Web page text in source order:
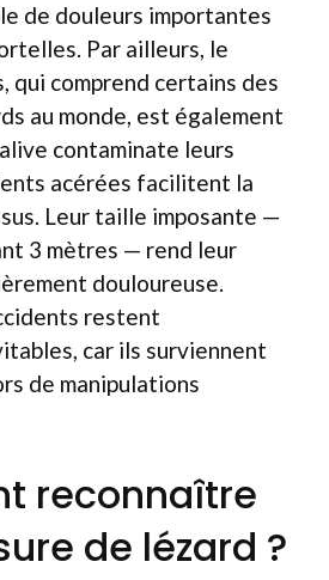
de douleurs importantes
Par ailleurs, le
qui comprend certains des
au monde, est également
contaminate leurs
acérées facilitent la
Leur taille imposante —
3 mètres — rend leur
douloureuse.
restent
car ils surviennent
de manipulations
reconnaître
de lézard ?